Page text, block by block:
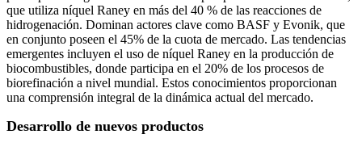
que utiliza níquel Raney en más del 40 % de las reacciones de
hidrogenación. Dominan actores clave como BASF y Evonik, que
en conjunto poseen el 45% de la cuota de mercado. Las tendencias
emergentes incluyen el uso de níquel Raney en la producción de
biocombustibles, donde participa en el 20% de los procesos de
biorefinación a nivel mundial. Estos conocimientos proporcionan
una comprensión integral de la dinámica actual del mercado.
Desarrollo de nuevos productos